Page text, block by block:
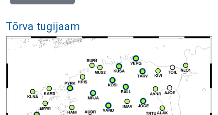
Tõrva tugijaam